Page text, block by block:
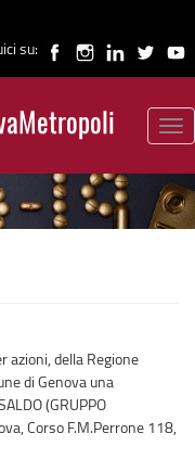
su:
azioni, della Regione
di Genova una
(GRUPPO
Corso F.M.Perrone 118,